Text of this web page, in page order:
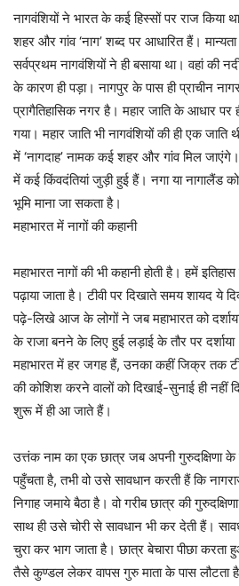
नागवंशियों ने भारत के कई हिस्सों पर राज किया
शहर और गांव ‘नाग’ शब्द पर आधारित हैं।
सर्वप्रथम नागवंशियों ने ही बसाया था। वहां की
के कारण ही पड़ा। नागपुर के पास ही प्राचीन
प्रागैतिहासिक नगर है। महार जाति के आधार पर
गया। महार जाति भी नागवंशियों की ही एक जाति
में ‘नागदाह’ नामक कई शहर और गांव मिल
में कई किंवदंतियां जुड़ी हुई हैं। नगा या नागालैंड को
भूमि माना जा सकता है।
महाभारत में नागों की कहानी
महाभारत नागों की भी कहानी होती है। हमें
पढ़ाया जाता है। टीवी पर दिखाते समय शायद ये
पढ़े-लिखे आज के लोगों ने जब महाभारत को
के राजा बनने के लिए हुई लड़ाई के तौर पर
महाभारत में हर जगह हैं, उनका कहीं जिक्र तक
की कोशिश करने वालों को दिखाई-सुनाई ही नहीं
शुरू में ही आ जाते हैं।
उत्तंक नाम का एक छात्र जब अपनी गुरुदक्षिणा
पहुँचता है, तभी वो उसे सावधान करती हैं कि
निगाह जमाये बैठा है। वो गरीब छात्र की
साथ ही उसे चोरी से सावधान भी कर देती हैं।
चुरा कर भाग जाता है। छात्र बेचारा पीछा
तैसे कुण्डल लेकर वापस गुरु माता के पास